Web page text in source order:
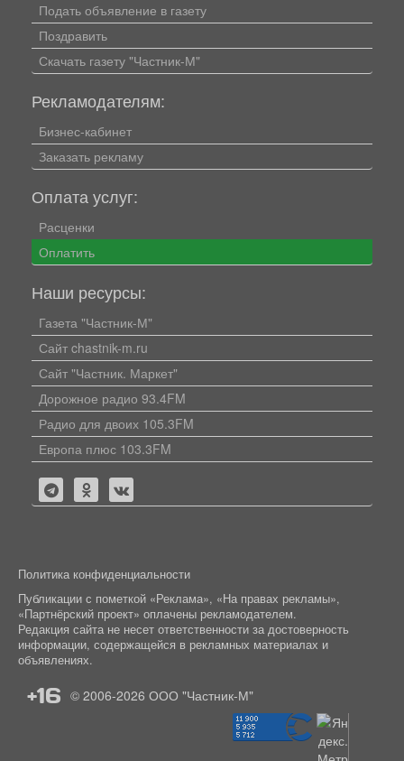
Подать объявление в газету
Поздравить
Скачать газету "Частник-М"
Рекламодателям:
Бизнес-кабинет
Заказать рекламу
Оплата услуг:
Расценки
Оплатить
Наши ресурсы:
Газета "Частник-М"
Сайт chastnik-m.ru
Сайт "Частник. Маркет"
Дорожное радио 93.4FM
Радио для двоих 105.3FM
Европа плюс 103.3FM
Политика конфиденциальности
Публикации с пометкой «Реклама», «На правах рекламы»,
«Партнёрский проект» оплачены рекламодателем.
Редакция сайта не несет ответственности за достоверность
информации, содержащейся в рекламных материалах и
объявлениях.
+16 © 2006-2026 ООО "Частник-М"